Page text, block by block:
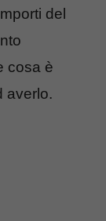
del
cosa è
averlo.